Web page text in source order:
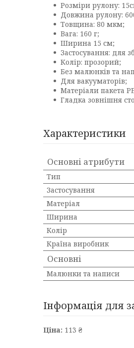
Розміри рулону:
Довжина рулону:
Товщина: 80 мкм;
Вага: 160 г;
Ширина 15 см;
Застосування: для
Колір: прозорий;
Без малюнків та
Для вакууматорів;
Матеріали пакета
Гладка зовнішня
Характеристики
Основні атрибути
Тип
Застосування
Матеріал
Ширина
Колір
Країна виробник
Основні
Малюнки та написи
Інформація для
Ціна: 113 ₴